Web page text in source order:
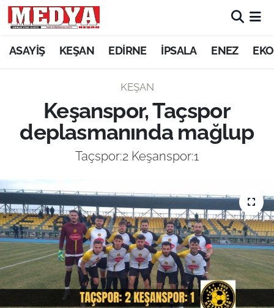
ASAYİŞ KEŞAN EDİRNE İPSALA ENEZ
KEŞAN
Keşanspor, Taçspor
deplasmanında mağlup
Taçspor:2 Keşanspor:1
KEŞAN
ASAYİŞ
SİYASET
EKONOMİ
SAĞLIK
EĞİTİM
TARIM VE HAYVANCILIK